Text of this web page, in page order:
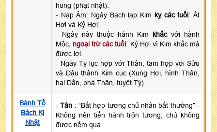
hung (phạt nhật).
- Nạp Âm: Ngày Bạch lạp Kim kỵ các tuổi: Ất
Hợi và Kỷ Hợi.
- Ngày này thuộc hành Kim khắcvới hành
Mộc, ngoại trừ các tuổi: Kỷ Hợi vì Kim khắc mà
được lợi.
- Ngày Tỵ lục hợp với Thân, tam hợp với Sửu
và Dậu thành Kim cục (Xung Hợi, hình Thân,
hại Dần, phá Thân, tuyệt Tý)
Bành Tổ
Bách Kị
Nhật
-Tân : “Bất hợp tương chủ nhân bất thường” -
Không nên tiến hành trộn tương, chủ không
được nếm qua